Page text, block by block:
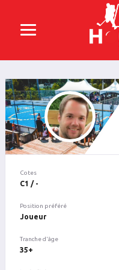
Cotes
C1 / -
Position préféré
Joueur
Tranche d'âge
35+